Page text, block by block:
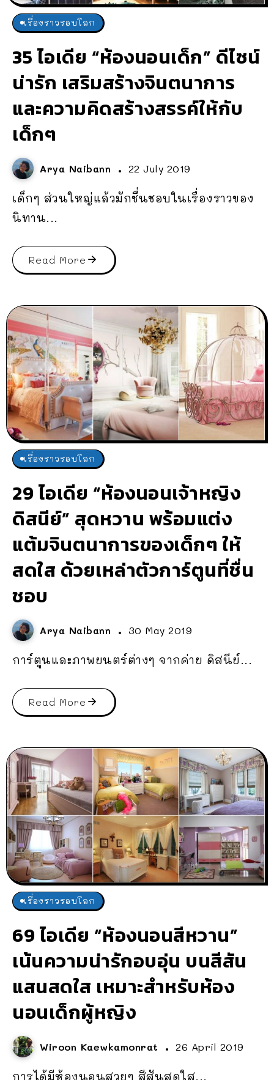
เรื่องราวรอบโลก
35 ไอเดีย “ห้องนอนเด็ก” ดีไซน์
น่ารัก เสริมสร้างจินตนาการ
และความคิดสร้างสรรค์ให้กับ
เด็กๆ
Arya Naibann 22 July 2019
เด็กๆ ส่วนใหญ่แล้วมักชื่นชอบในเรื่องราวของ
นิทาน...
Read More
เรื่องราวรอบโลก
29 ไอเดีย “ห้องนอนเจ้าหญิง
ดิสนีย์” สุดหวาน พร้อมแต่ง
แต้มจินตนาการของเด็กๆ ให้
สดใส ด้วยเหล่าตัวการ์ตูนที่ชื่น
ชอบ
Arya Naibann 30 May 2019
การ์ตูนและภาพยนตร์ต่างๆ จากค่าย ดิสนีย์...
Read More
เรื่องราวรอบโลก
69 ไอเดีย “ห้องนอนสีหวาน”
เน้นความน่ารักอบอุ่น บนสีสัน
แสนสดใส เหมาะสำหรับห้อง
นอนเด็กผู้หญิง
Wiroon Kaewkamonrat 26 April 2019
การได้มีห้องนอนสวยๆ สีสันสดใส...